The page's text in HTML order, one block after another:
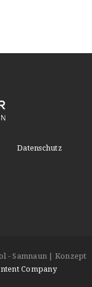
Datenschutz
- Samnaun | Konzept
Company